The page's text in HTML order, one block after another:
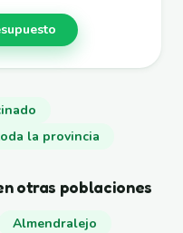
la provincia
otras poblaciones
Almendralejo